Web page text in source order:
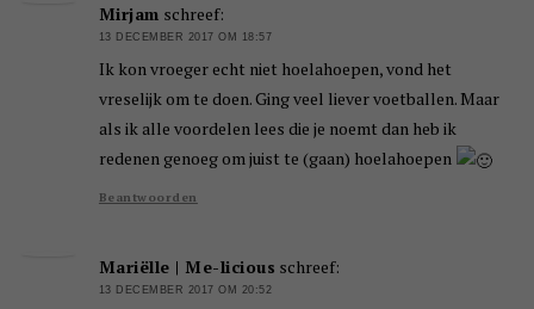
Mirjam schreef:
13 DECEMBER 2017 OM 18:57
Ik kon vroeger echt niet hoelahoepen, vond het
vreselijk om te doen. Ging veel liever voetballen. Maar
als ik alle voordelen lees die je noemt dan heb ik
redenen genoeg om juist te (gaan) hoelahoepen
Beantwoorden
Mariëlle | Me-licious schreef:
13 DECEMBER 2017 OM 20:52